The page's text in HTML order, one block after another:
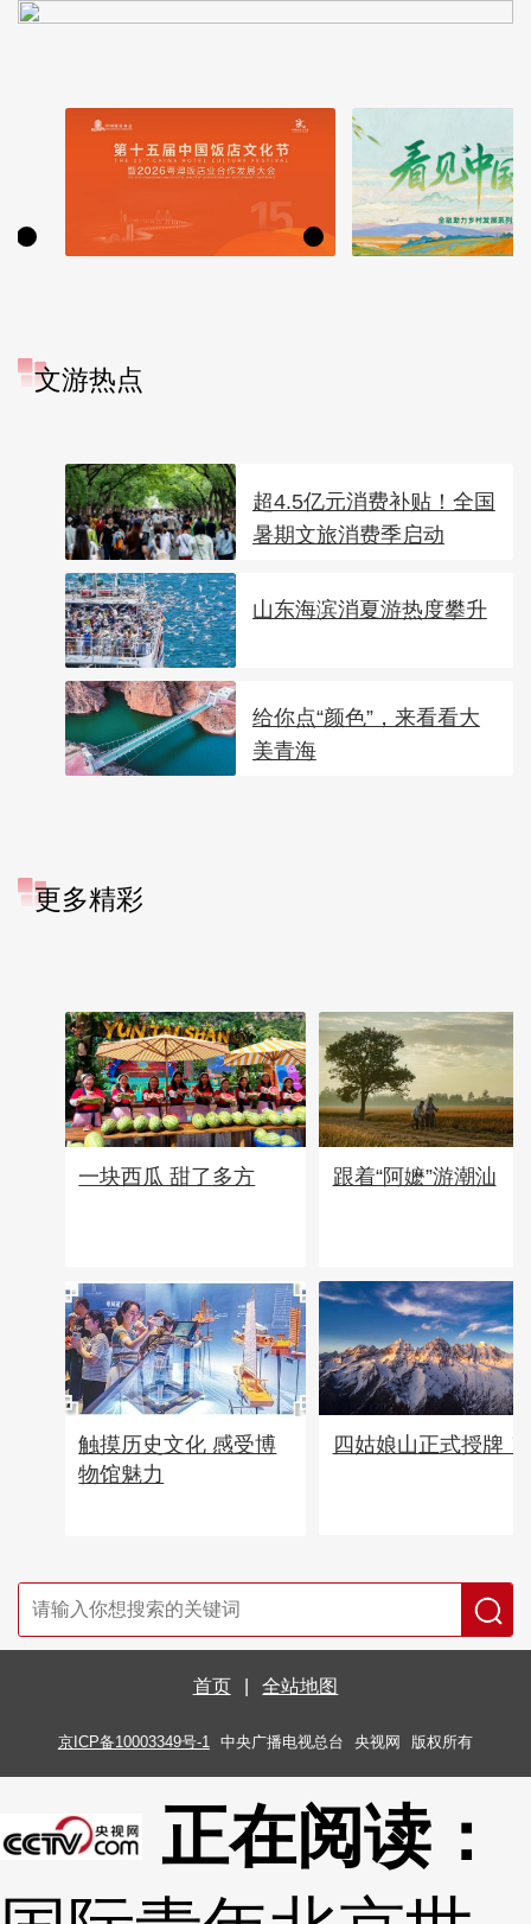
文游热点
超4.5亿元消费补贴！全国
暑期文旅消费季启动
山东海滨消夏游热度攀升
给你点“颜色”，来看看大
美青海
更多精彩
一块西瓜 甜了多方 跟着“阿嬷”游潮汕
触摸历史文化 感受博
物馆魅力
四姑娘山正式授牌！
首页 全站地图
京ICP备10003349号-1 中央广播电视总台 央视网 版权所有
正在阅读：